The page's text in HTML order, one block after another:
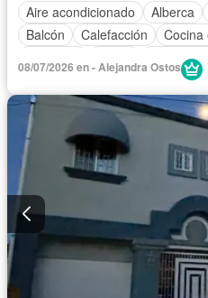
Aire acondicionado
Alberca
Balcón
Calefacción Cocina
Sala
08/07/2026 en - Alejandra Ostos